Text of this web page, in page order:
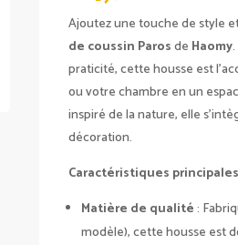
Ajoutez une touche de style
de coussin Parosde Haomy
praticité, cette housse est
ou votre chambre en un
inspiré de la nature, elle
décoration.
Caractéristiques
Matière de qualité:
modèle), cette housse est